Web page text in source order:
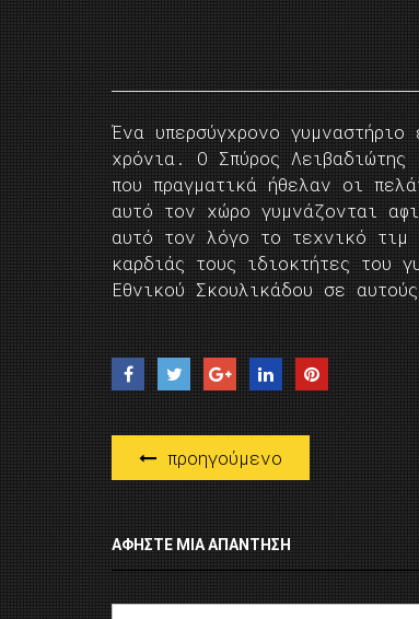
Ένα υπερσύγχρονο
χρόνια. Ο Σπύρος
που πραγματικά ήθελαν οι
αυτό τον χώρο γυμνάζονται
αυτό τον λόγο το τεχνικό τιμ
καρδιάς τους ιδιοκτήτες του
Εθνικού Σκουλικάδου σε
προηγούμενο
ΑΦΉΣΤΕ ΜΙΑ ΑΠΆΝΤΗΣΗ